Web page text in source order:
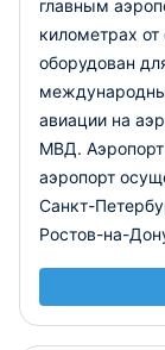
багажное
торговые
ресторан;
банкоматы.
Аэропорт
класса, а также
ТУ-154,
Шарджу,
человек. Также
Москвой,
главным
километрах
оборудован
авиации на
МВД. Аэропорт
аэропорт
Санкт-
Ростов-на-